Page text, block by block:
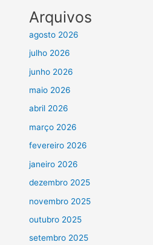
Arquivos
agosto 2026
julho 2026
junho 2026
maio 2026
abril 2026
março 2026
fevereiro 2026
janeiro 2026
dezembro 2025
novembro 2025
outubro 2025
setembro 2025